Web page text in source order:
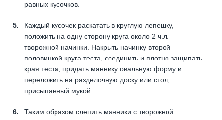
равных кусочков.
Каждый кусочек раскатать в круглую лепешку,
положить на одну сторону круга около 2 ч.л.
творожной начинки. Накрыть начинку второй
половинкой круга теста, соединить и плотно защипать
края теста, придать маннику овальную форму и
переложить на разделочную доску или стол,
присыпанный мукой.
Таким образом слепить манники с творожной